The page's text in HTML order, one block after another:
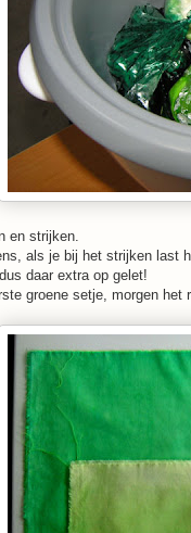
en strijken.
als je bij het strijken last
daar extra op gelet!
groene setje, morgen het